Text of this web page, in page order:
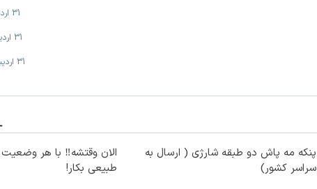
31 اردیبهشت
31 اردیبهشت
31 اردیبهشت
پنکه مه پاش دو طبقه شارژی ( ارسال به
سراسر کشور)
الان وقتشه‼️ با هر
طبیعی بکار!